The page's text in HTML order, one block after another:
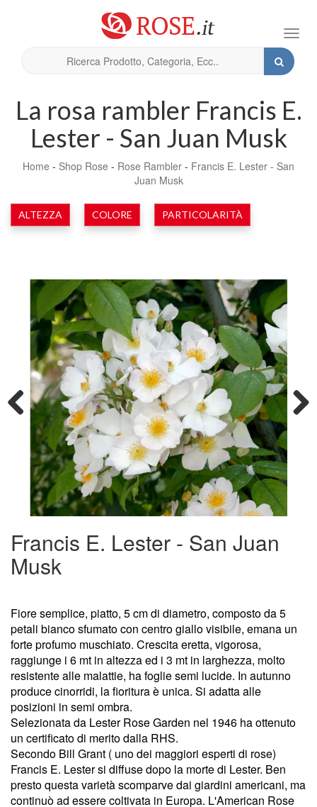
La rosa rambler Francis E.
Lester - San Juan Musk
Home - Shop Rose - Rose Rambler - Francis E. Lester - San
Juan Musk
ALTEZZA COLORE PARTICOLARITÀ
Previous
Francis E. Lester - San Juan
Musk
Fiore semplice, piatto, 5 cm di diametro, composto da 5
petali bianco sfumato con centro giallo visibile, emana un
forte profumo muschiato. Crescita eretta, vigorosa,
raggiunge i 6 mt in altezza ed i 3 mt in larghezza, molto
resistente alle malattie, ha foglie semi lucide. In autunno
produce cinorridi, la fioritura è unica. Si adatta alle
posizioni in semi ombra.
Selezionata da Lester Rose Garden nel 1946 ha ottenuto
un certificato di merito dalla RHS.
Secondo Bill Grant ( uno dei maggiori esperti di rose)
Francis E. Lester si diffuse dopo la morte di Lester. Ben
presto questa varietà scomparve dai giardini americani, ma
continuò ad essere coltivata in Europa. L'American Rose